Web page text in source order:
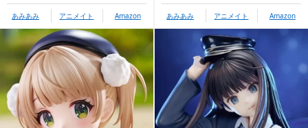
あみあみ アニメイト Amazon あみあみ アニメイト Amazon